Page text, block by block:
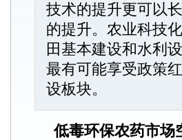
技术的提升更可以
的提升。农业科技
田基本建设和水利
最有可能享受政策
设板块。
低毒环保农药市场